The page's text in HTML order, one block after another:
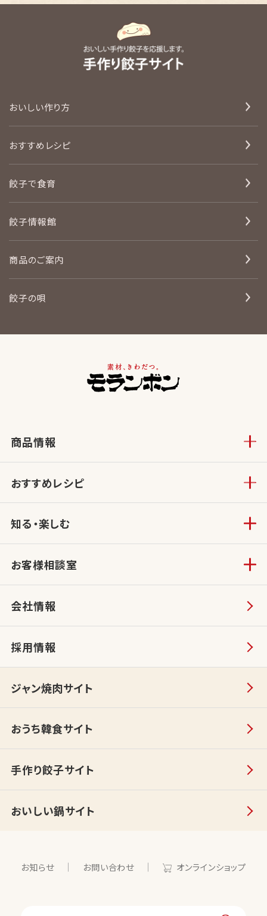
おいしい作り方
おすすめレシピ
餃子で食育
餃子情報館
商品のご案内
餃子の唄
商品情報
おすすめレシピ
知る・楽しむ
お客様相談室
会社情報
採用情報
ジャン焼肉サイト
おうち韓食サイト
手作り餃子サイト
おいしい鍋サイト
お知らせ お問い合わせ オンラインショップ